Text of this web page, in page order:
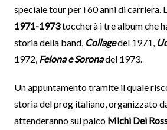
speciale tour per i 60 anni di carriera.
1971-1973toccherà i tre album che
storia della band, Collagedel 1971,
1972, Felona e Soronadel 1973.
Un appuntamento tramite il quale
storia del prog italiano, organizzato
attenderanno sul palco Michi Dei